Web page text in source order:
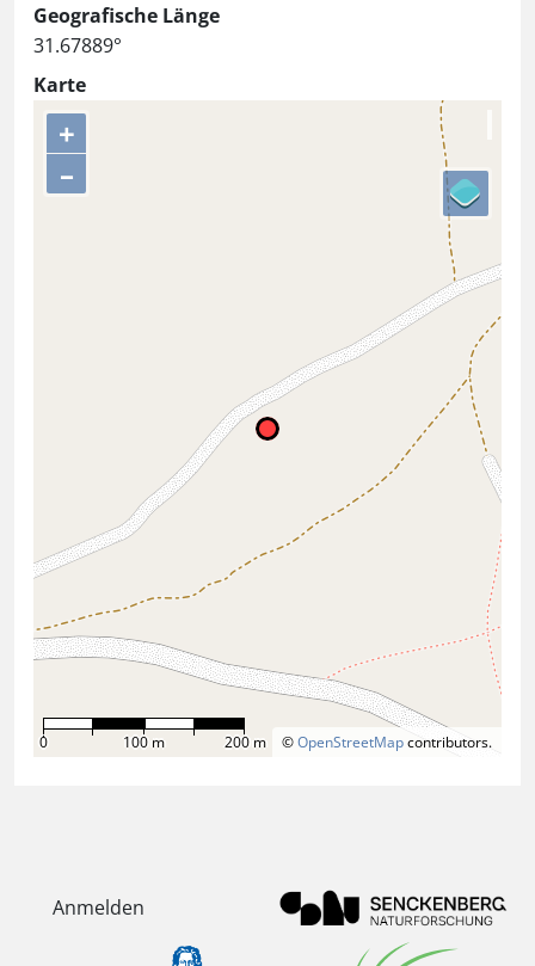
Geografische Länge
31.67889°
Karte
+
–
©OpenStreetMapcontributors.
0 100 m 200 m
Anmelden